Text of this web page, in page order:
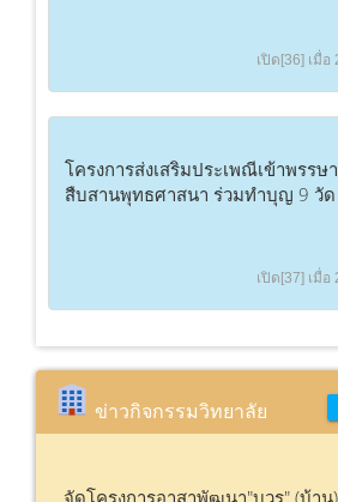
เปิด[36] เมื่อ
โครงการส่งเสริมประเพณีเข้าพรรษ
สืบสานพุทธศาสนา ร่วมทำบุญ 9 วัด
เปิด[37] เมื่อ
ข่าวกิจกรรมวิทยาลัย